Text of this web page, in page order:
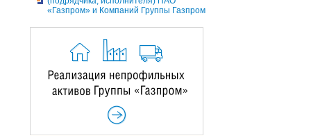
«Газпром» и Компаний Группы Газпром